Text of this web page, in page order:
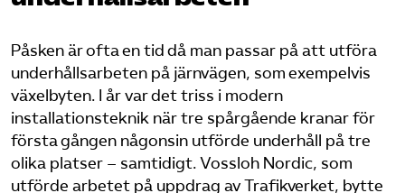
Logga in på Arbetsgivarguiden
Sök på tagforetagen.se
Påsken är ofta en tid då man passar på att utföra
underhållsarbeten på järnvägen, som exempelvis
växelbyten. I år var det triss i modern
installationsteknik när tre spårgående kranar för
första gången någonsin utförde underhåll på tre
olika platser – samtidigt. Vossloh Nordic, som
utförde arbetet på uppdrag av Trafikverket, bytte